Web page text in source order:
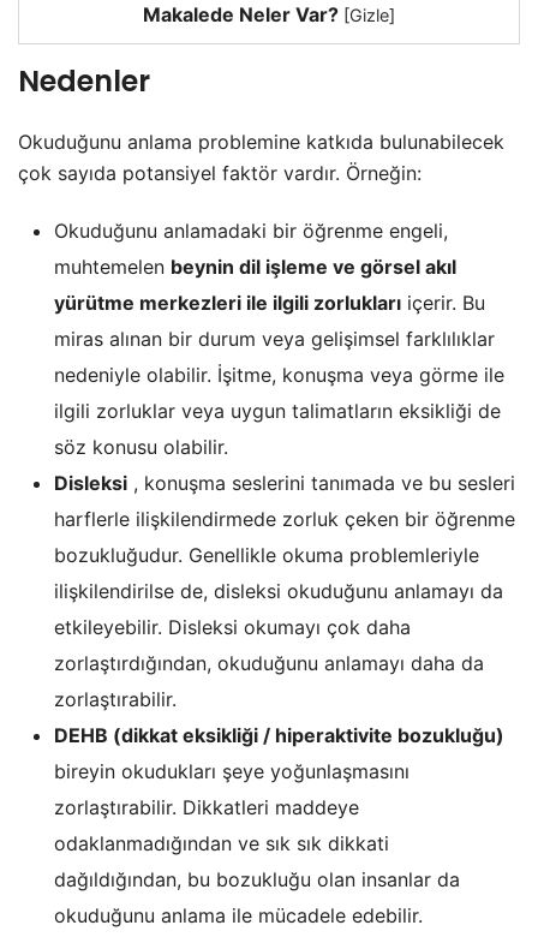
Makalede Neler Var? [Gizle]
Nedenler
Okuduğunu anlama problemine katkıda bulunabilecek
çok sayıda potansiyel faktör vardır. Örneğin:
Okuduğunu anlamadaki bir öğrenme engeli,
muhtemelen beynin dil işleme ve görsel akıl
yürütme merkezleri ile ilgili zorlukları içerir. Bu
miras alınan bir durum veya gelişimsel farklılıklar
nedeniyle olabilir. İşitme, konuşma veya görme ile
ilgili zorluklar veya uygun talimatların eksikliği de
söz konusu olabilir.
Disleksi , konuşma seslerini tanımada ve bu sesleri
harflerle ilişkilendirmede zorluk çeken bir öğrenme
bozukluğudur. Genellikle okuma problemleriyle
ilişkilendirilse de, disleksi okuduğunu anlamayı da
etkileyebilir. Disleksi okumayı çok daha
zorlaştırdığından, okuduğunu anlamayı daha da
zorlaştırabilir.
DEHB (dikkat eksikliği / hiperaktivite bozukluğu)
bireyin okudukları şeye yoğunlaşmasını
zorlaştırabilir. Dikkatleri maddeye
odaklanmadığından ve sık sık dikkati
dağıldığından, bu bozukluğu olan insanlar da
okuduğunu anlama ile mücadele edebilir.